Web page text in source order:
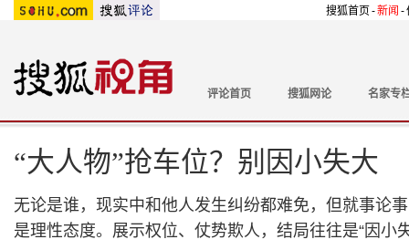
搜狐首页 -新闻 -
评论首页 搜狐网论 名家专
“大人物”抢车位？别因小失大
无论是谁，现实中和他人发生纠纷都难免，但就事论
是理性态度。展示权位、仗势欺人，结局往往是“因小